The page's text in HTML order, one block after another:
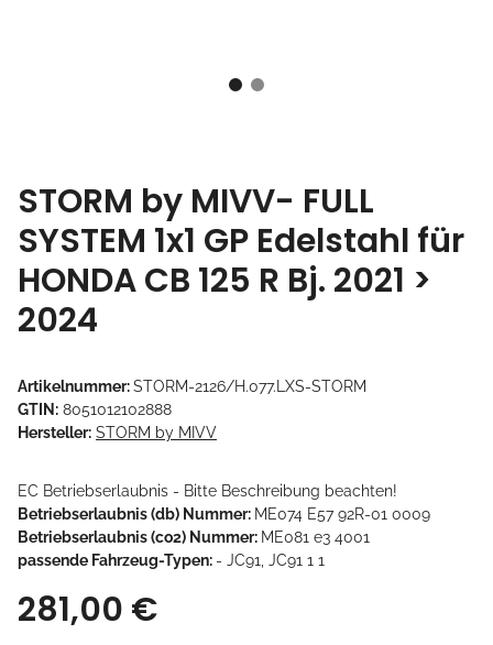
STORM by MIVV- FULL
SYSTEM 1x1 GP Edelstahl für
HONDA CB 125 R Bj. 2021 >
2024
Artikelnummer:STORM-2126/H.077.LXS-STORM
GTIN: 8051012102888
Hersteller: STORM by MIVV
EC Betriebserlaubnis - Bitte Beschreibung beachten!
Betriebserlaubnis (db) Nummer: ME074 E57 92R-01 0009
Betriebserlaubnis (co2) Nummer: ME081 e3 4001
passende Fahrzeug-Typen: - JC91, JC91 1 1
281,00 €